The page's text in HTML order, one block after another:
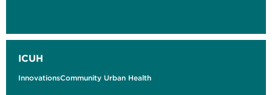
ICUH
InnovationsCommunity Urban Health